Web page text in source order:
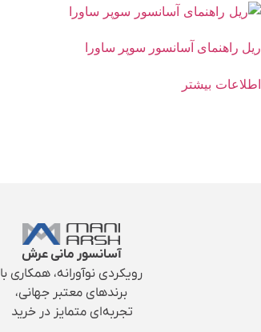
ریل راهنمای آسانسور سوپر ساورا
اطلاعات بیشتر
آسانسور مانی عرش
رویکردی نوآورانه، همکاری با
برندهای معتبر جهانی،
تجربه‌ای متمایز در خرید